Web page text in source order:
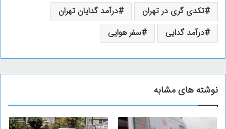
تکدی گری در تهران
درآمد گدایان تهران
درآمد گدایی
سفر هوایی
نوشته های مشابه